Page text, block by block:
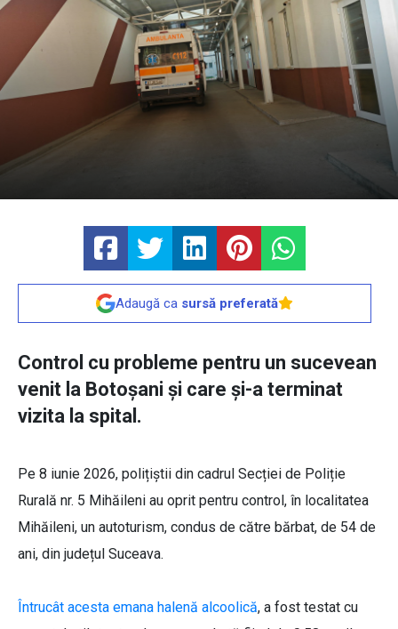
Adaugă ca sursă preferată
Control cu probleme pentru un sucevean
venit la Botoșani și care și-a terminat
vizita la spital.
Pe 8 iunie 2026, polițiștii din cadrul Secției de Poliție
Rurală nr. 5 Mihăileni au oprit pentru control, în localitatea
Mihăileni, un autoturism, condus de către bărbat, de 54 de
ani, din județul Suceava.
Întrucât acesta emana halenă alcoolică, a fost testat cu